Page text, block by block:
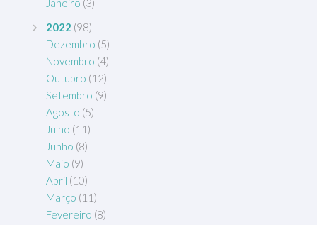
Janeiro (3)
2022 (98)
Dezembro (5)
Novembro (4)
Outubro (12)
Setembro (9)
Agosto (5)
Julho (11)
Junho (8)
Maio (9)
Abril (10)
Março (11)
Fevereiro (8)